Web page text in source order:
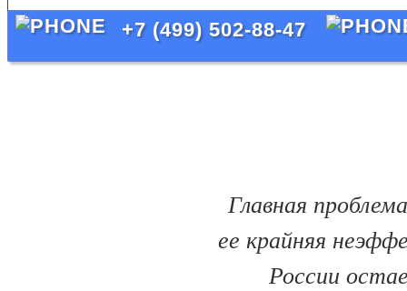
+7 (499) 502-88-47
Главная
ее крайняя
России